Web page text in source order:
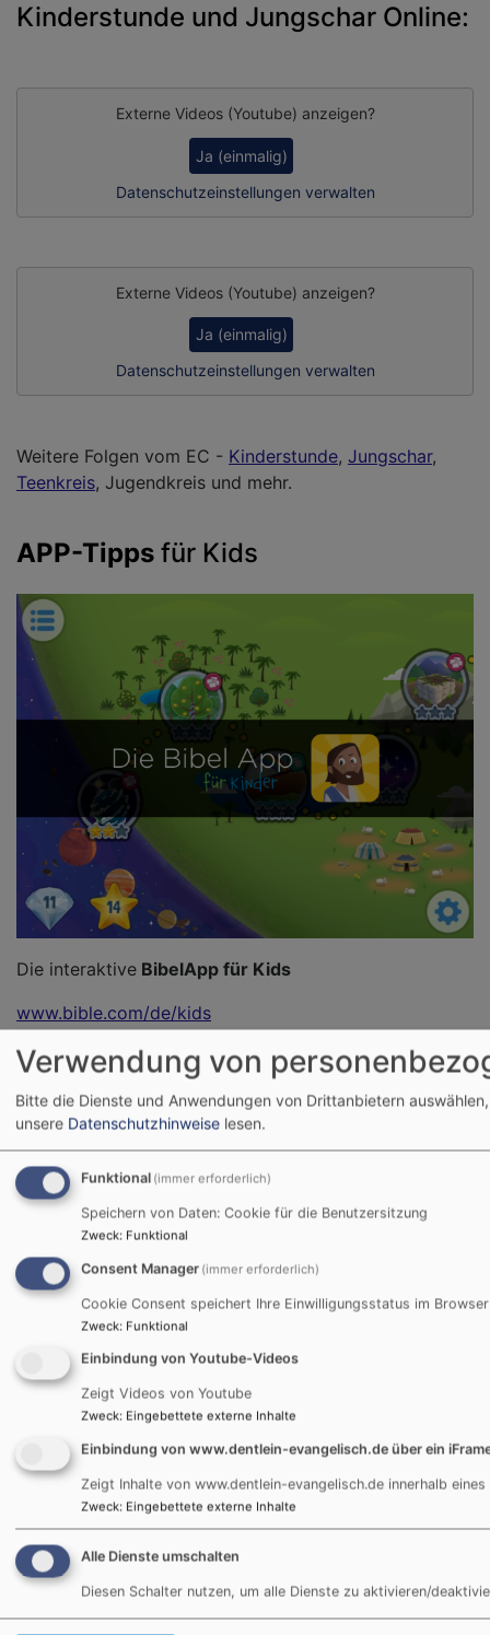
Kinderstunde und Jungschar Online:
Externe Videos (Youtube) anzeigen?
Ja (einmalig)
Datenschutzeinstellungen verwalten
Externe Videos (Youtube) anzeigen?
Ja (einmalig)
Datenschutzeinstellungen verwalten
Weitere Folgen vom EC - Kinderstunde, Jungschar,
Teenkreis, Jugendkreis und mehr.
APP-Tipps für Kids
Die interaktive BibelApp für Kids
www.bible.com/de/kids
Superbook
Nicht für Kinder unter 6 Jahren.
Professionell und hochspannendanimierte
Bibelgeschichten wie sie Kinder lieben + coole
. Menüführung leider nur auf Englisch.
https://us-en.superbook.cbn.com/app
Verwendung von
Bitte die Dienste und Anwendungen von Drittanbietern
unsere Datenschutzhinweise lesen.
Funktional (immer erforderlich)
Speichern von Daten: Cookie für die Benutzersitzung
Zweck: Funktional
Consent Manager (immer erforderlich)
Cookie Consent speichert Ihre Einwilligungsstatus im Browser
Zweck: Funktional
Einbindung von Youtube-Videos
Zeigt Videos von Youtube
Zweck: Eingebettete externe Inhalte
Einbindung von www.dentlein-evangelisch.de über ein
Zeigt Inhalte von www.dentlein-evangelisch.de innerhalb eines
Zweck: Eingebettete externe Inhalte
Alle Dienste umschalten
Diesen Schalter nutzen, um alle Dienste zu aktivieren/